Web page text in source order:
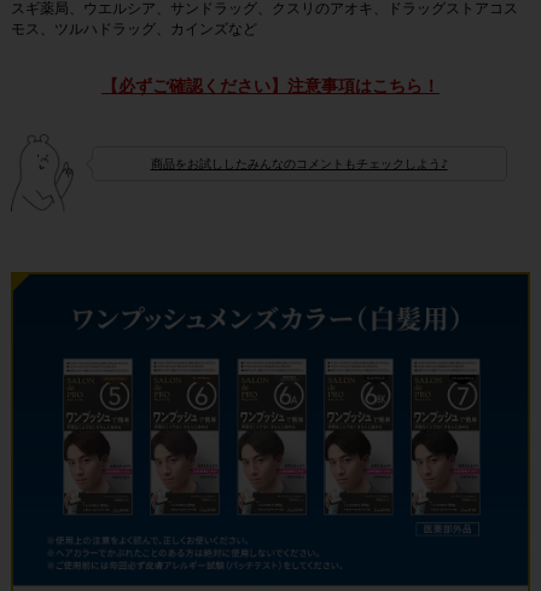
スギ薬局、ウエルシア、サンドラッグ、クスリのアオキ、ドラッグストアコス
モス、ツルハドラッグ、カインズなど
【必ずご確認ください】注意事項はこちら！
商品をお試ししたみんなのコメントもチェックしよう♪